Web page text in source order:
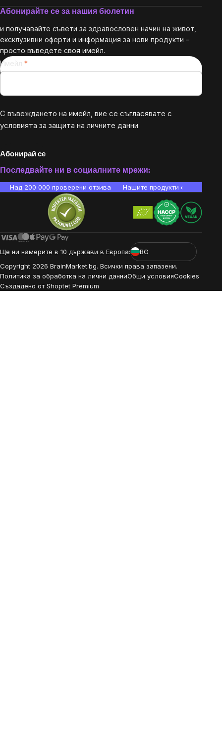
Абонирайте се за нашия бюлетин
и получавайте съвети за здравословен начин на живот,
ексклузивни оферти и информация за нови продукти –
просто въведете своя имейл.
Имейл
С въвеждането на имейл, вие се съгласявате с
условията за защита на личните данни
Абонирай се
Последвайте ни в социалните мрежи:
Над 200 000 проверени отзива Нашите продукти са
Ще ни намерите в 10 държави в Европа:
BG
Copyright 2026 BrainMarket.bg. Всички права запазени.
Политика за обработка на лични данниОбщи условияCookies
Създадено от Shoptet Premium